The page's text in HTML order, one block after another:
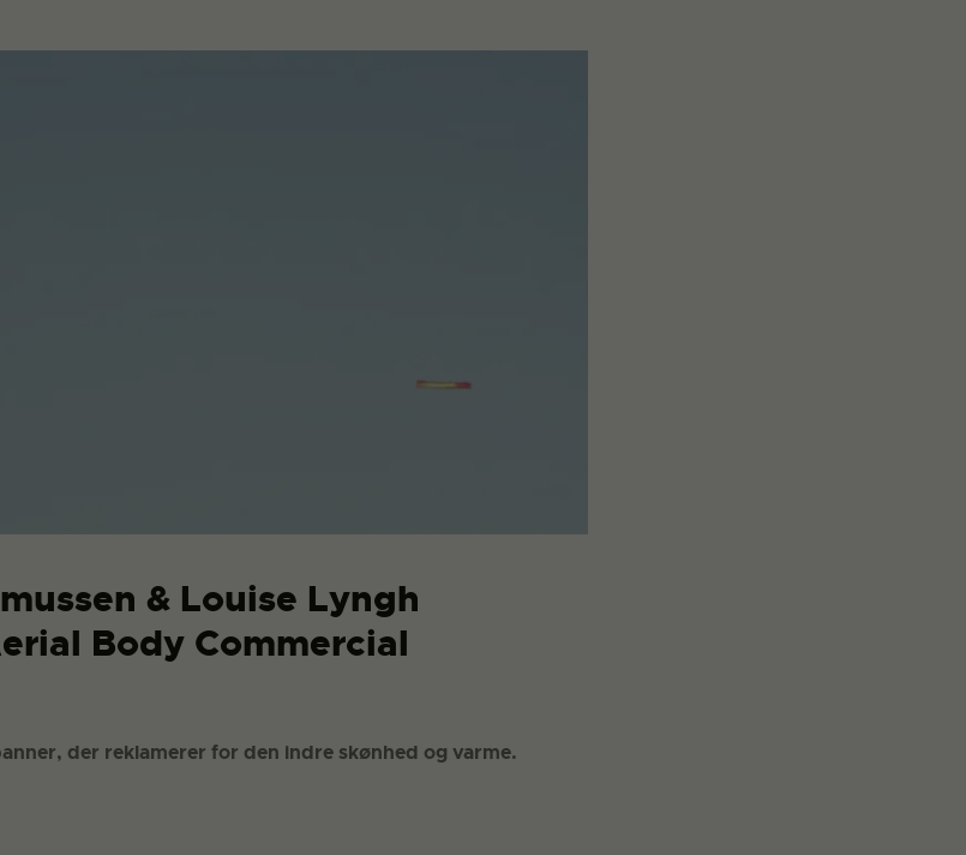
& Louise Lyngh
Body Commercial
der reklamerer for den indre skønhed og varme.